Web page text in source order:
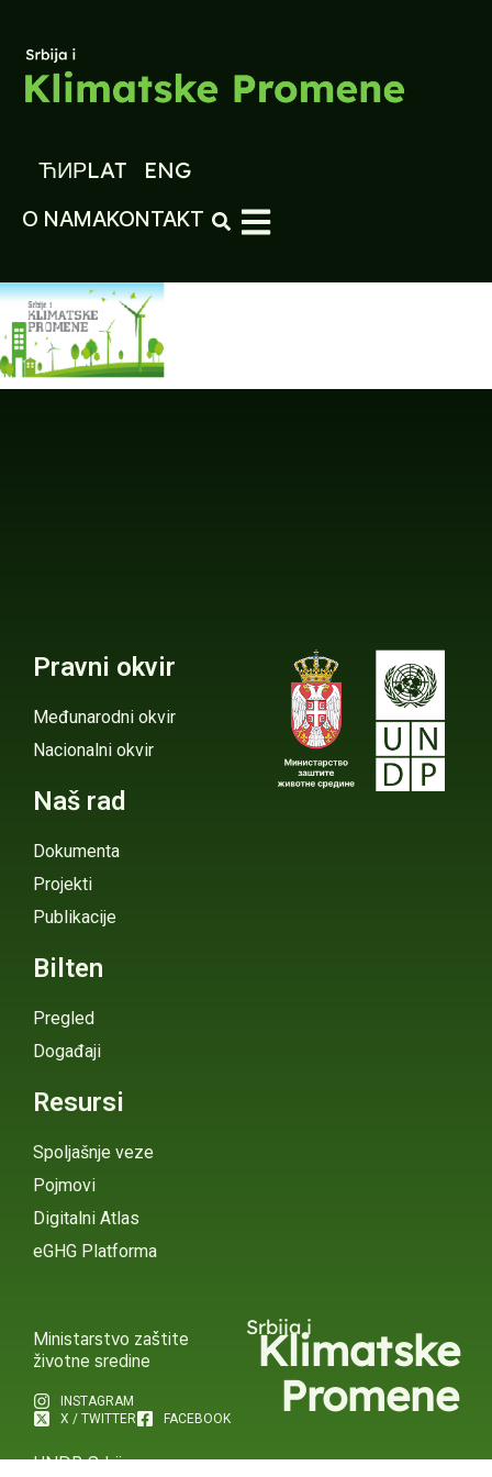
ЋИРLAT ENG
O NAMAKONTAKT
Pravni okvir
Međunarodni okvir
Nacionalni okvir
Naš rad
Dokumenta
Projekti
Publikacije
Bilten
Pregled
Događaji
Resursi
Spoljašnje veze
Pojmovi
Digitalni Atlas
eGHG Platforma
Ministarstvo zaštite
životne sredine
INSTAGRAM
X / TWITTER
FACEBOOK
UNDP Srbija
Srbija i
Klimatske
Promene